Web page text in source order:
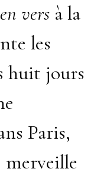
vers à la
les
huit jours
Paris,
merveille